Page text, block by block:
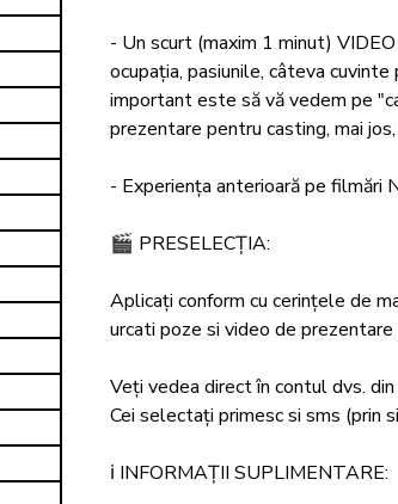
- Un scurt (maxim 1 minut)
ocupația, pasiunile, câteva
important este să vă vedem pe
prezentare pentru casting, mai
- Experiența anterioară pe filmări
🎬 PRESELECȚIA:
Aplicați conform cu cerințele de
urcati poze si video de
Veți vedea direct în contul dvs.
Cei selectați primesc si sms
ℹ️ INFORMAȚII SUPLIMENTARE: